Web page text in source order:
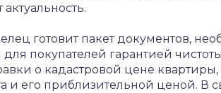
готовит пакет документов,
покупателей гарантией
о кадастровой цене
и его приблизительной ценой. В